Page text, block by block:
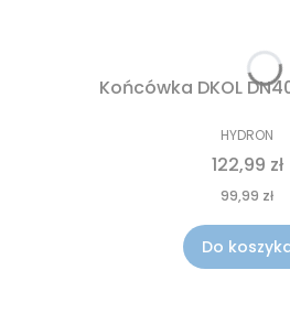
Końcówka DKOL
HYDRON
122,99 zł
99,99 zł
Do